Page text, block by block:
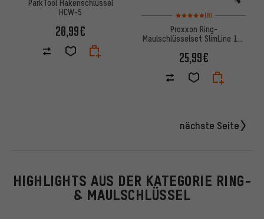
ParkTool Hakenschlüssel
HCW-5
20,99€
Bewertungen: 5 von 5
(8)
Proxxon Ring-
Maulschlüsselset SlimLine 12-
25,99€
nächste Seite
HIGHLIGHTS AUS DER KATEGORIE RING-
& MAULSCHLÜSSEL